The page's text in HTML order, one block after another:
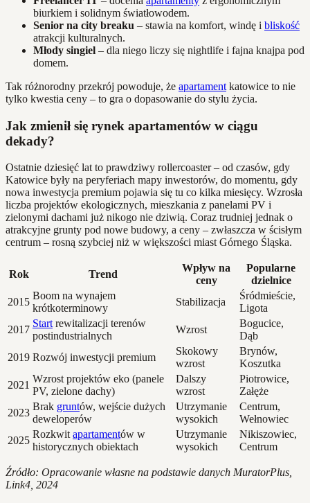
biurkiem i solidnym światłowodem.
Senior na city breaku – stawia na komfort, windę i bliskość
atrakcji kulturalnych.
Młody singiel – dla niego liczy się nightlife i fajna knajpa pod
domem.
Tak różnorodny przekrój powoduje, że apartament katowice to nie
tylko kwestia ceny – to gra o dopasowanie do stylu życia.
Jak zmienił się rynek apartamentów w ciągu
dekady?
Ostatnie dziesięć lat to prawdziwy rollercoaster – od czasów, gdy
Katowice były na peryferiach mapy inwestorów, do momentu, gdy
nowa inwestycja premium pojawia się tu co kilka miesięcy. Wzrosła
liczba projektów ekologicznych, mieszkania z panelami PV i
zielonymi dachami już nikogo nie dziwią. Coraz trudniej jednak o
atrakcyjne grunty pod nowe budowy, a ceny – zwłaszcza w ścisłym
centrum – rosną szybciej niż w większości miast Górnego Śląska.
Rok Trend
Wpływ na
ceny
Popularne
dzielnice
2015
Boom na wynajem
krótkoterminowy
Stabilizacja
Śródmieście,
Ligota
2017
Start rewitalizacji terenów
postindustrialnych
Wzrost
Bogucice,
Dąb
2019 Rozwój inwestycji premium
Skokowy
wzrost
Brynów,
Koszutka
2021
Wzrost projektów eko (panele
PV, zielone dachy)
Dalszy
wzrost
Piotrowice,
Załęże
2023
Brak gruntów, wejście dużych
deweloperów
Utrzymanie
wysokich
Centrum,
Wełnowiec
2025
Rozkwit apartamentów w
historycznych obiektach
Utrzymanie
wysokich
Nikiszowiec,
Centrum
Źródło: Opracowanie własne na podstawie danych MuratorPlus,
Link4, 2024